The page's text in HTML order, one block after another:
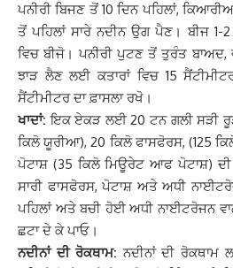
ਪਨੀਰੀ ਬਿਜਣ ਤੋਂ 10 ਦਿਨ ਪਹਿਲਾਂ,
ਤੋਂ ਪਹਿਲਾਂ ਸਾਰੇ ਨਦੀਨ ਉਗ ਪੈਣ। ਬੀਜ 1-
ਵਿਚ ਬੀਜੋ। ਪਨੀਰੀ ਪੁਟਣ ਤੋਂ ਤੁਰੰਤ ਬਾਅਦ,
ਝਾੜ ਲੈਣ ਲਈ ਕਤਾਰਾਂ ਵਿਚ 15
ਸੈਂਟੀਮੀਟਰ ਦਾ ਫ਼ਾਸਲਾ ਰਖੋ।
ਖਾਦਾਂ:ਇਕ ਏਕੜ ਲਈ 20 ਟਨ ਗਲੀ ਸੜੀ
ਕਿਲੋ ਯੂਰੀਆ), 20 ਕਿਲੋ ਫਾਸਫੋਰਸ, (125
ਪੋਟਾਸ਼ (35 ਕਿਲੋ ਮਿਊਰੇਟ ਆਫ ਪੋਟਾਸ਼) ਦੀ
ਸਾਰੀ ਫਾਸਫੋਰਸ, ਪੋਟਾਸ਼ ਅਤੇ ਅਧੀ
ਪਹਿਲਾਂ ਅਤੇ ਬਚੀ ਹੋਈ ਅਧੀ ਨਾਈਟਰੋਜਨ
ਛਟਾ ਦੇ ਕੇ ਪਾਓ।
ਨਦੀਨਾਂ ਦੀ ਰੋਕਥਾਮ:ਨਦੀਨਾਂ ਦੀ